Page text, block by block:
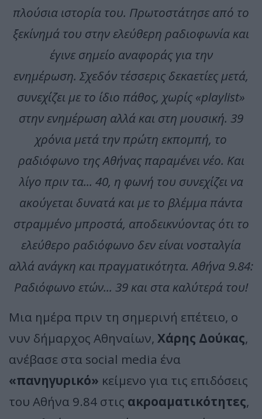
πλούσια ιστορία του. Πρωτοστάτησε από το
ξεκίνημά του στην ελεύθερη ραδιοφωνία και
έγινε σημείο αναφοράς για την
ενημέρωση. Σχεδόν τέσσερις δεκαετίες μετά,
συνεχίζει με το ίδιο πάθος, χωρίς «playlist»
στην ενημέρωση αλλά και στη μουσική. 39
χρόνια μετά την πρώτη εκπομπή, το
ραδιόφωνο της Αθήνας παραμένει νέο. Και
λίγο πριν τα... 40, η φωνή του συνεχίζει να
ακούγεται δυνατά και με το βλέμμα πάντα
στραμμένο μπροστά, αποδεικνύοντας ότι το
ελεύθερο ραδιόφωνο δεν είναι νοσταλγία
αλλά ανάγκη και πραγματικότητα.Αθήνα 9.84:
Ραδιόφωνο ετών... 39 και στα καλύτερά του!
Μια ημέρα πριν τη σημερινή επέτειο, ο
νυν δήμαρχος Αθηναίων, Χάρης Δούκας,
ανέβασε στα social media ένα
«πανηγυρικό» κείμενο για τις επιδόσεις
του Αθήνα 9.84 στις ακροαματικότητες,